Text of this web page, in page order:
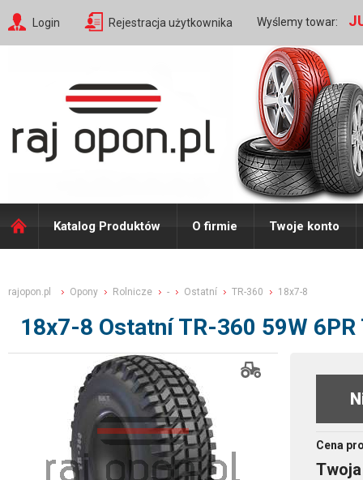
Login Rejestracja użytkownika Wyślemy towar:
Katalog Produktów O firmie Twoje konto
rajopon.pl Opony Rolnicze - Ostatní TR-360 18x7-8
18x7-8 Ostatní TR-360 59W 6PR
Cena